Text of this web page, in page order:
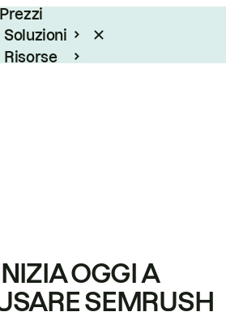
Prezzi
Soluzioni
Risorse
INIZIA OGGI A
SEMRUSH